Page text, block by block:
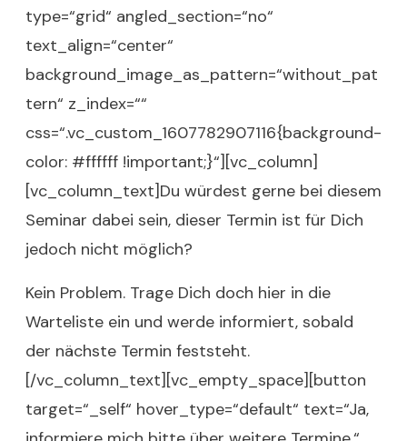
type=“grid“ angled_section=“no“
text_align=“center“
background_image_as_pattern=“without_pat
tern“ z_index=““
css=“.vc_custom_1607782907116{background-
color: #ffffff !important;}“][vc_column]
[vc_column_text]Du würdest gerne bei diesem
Seminar dabei sein, dieser Termin ist für Dich
jedoch nicht möglich?
Kein Problem. Trage Dich doch hier in die
Warteliste ein und werde informiert, sobald
der nächste Termin feststeht.
[/vc_column_text][vc_empty_space][button
target=“_self“ hover_type=“default“ text=“Ja,